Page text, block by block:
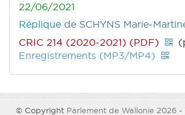
22/06/2021
Réplique de SCHYNS Marie-
CRIC 214 (2020-2021) (PDF)
Enregistrements (MP3/MP4)
© Copyright Parlement de Wallonie 2026 -